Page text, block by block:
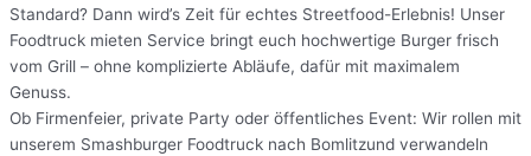
Standard? Dann wird’s Zeit für echtes Streetfood-Erlebnis! Unser
Foodtruck mieten Service bringt euch hochwertige Burger frisch
vom Grill – ohne komplizierte Abläufe, dafür mit maximalem
Genuss.
Ob Firmenfeier, private Party oder öffentliches Event: Wir rollen mit
unserem Smashburger Foodtruck nach Bomlitzund verwandeln